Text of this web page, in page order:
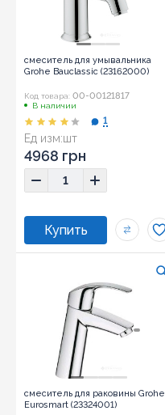
смеситель для умывальника
Grohe Bauclassic (23162000)
Код товара: 00-00121817
В наличии
Ед изм:шт
1
4968 грн
смеситель для раковины Grohe
Eurosmart (23324001)